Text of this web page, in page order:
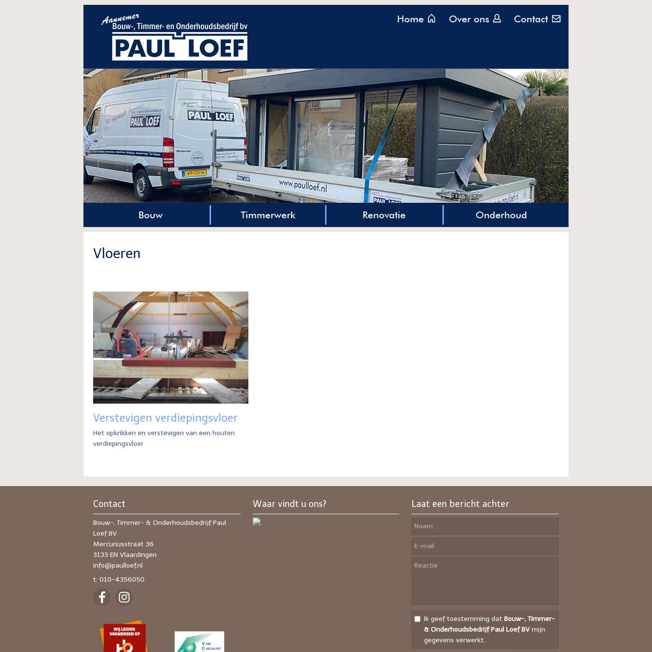
Vloeren
Verstevigen verdiepingsvloer
Het opkrikken en verstevigen van een houten
verdiepingsvloer
Contact
Bouw-, Timmer- & Onderhoudsbedrijf Paul
Loef BV
Mercuriusstraat 36
3133 EN Vlaardingen
info@paulloef.nl
t: 010-4356050
Waar vindt u ons? Laat een bericht achter
Ik geef toestemming dat Bouw-, Timmer-
& Onderhoudsbedrijf Paul Loef BV mijn
gegevens verwerkt.